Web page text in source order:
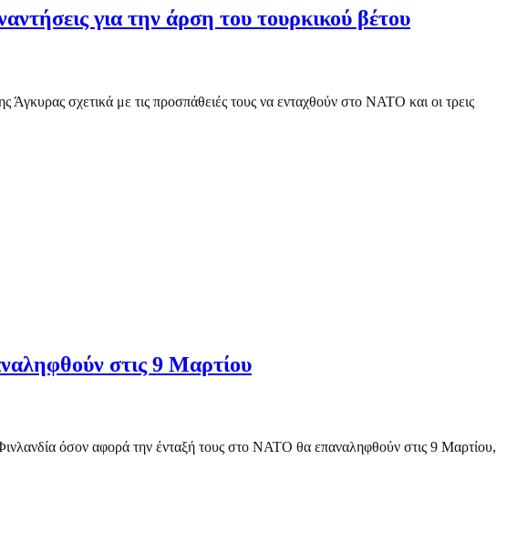
για την άρση του τουρκικού βέτου
Άγκυρας σχετικά με τις προσπάθειές τους να ενταχθούν στο ΝΑΤΟ και οι τρεις
στις 9 Μαρτίου
όσον αφορά την ένταξή τους στο ΝΑΤΟ θα επαναληφθούν στις 9 Μαρτίου,